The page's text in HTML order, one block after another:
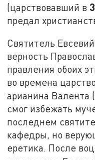
(царствовавший в
предал
Святитель
верность
правления обоих
во времена
арианина Валента (
смог избежать
последнем
кафедры, но
еретика. После